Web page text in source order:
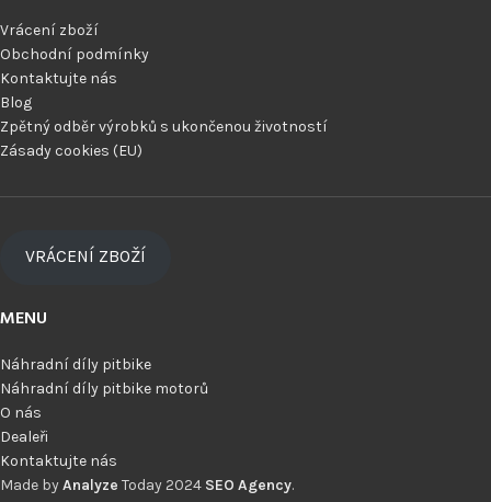
Vrácení zboží
Obchodní podmínky
Kontaktujte nás
Blog
Zpětný odběr výrobků s ukončenou životností
Zásady cookies (EU)
VRÁCENÍ ZBOŽÍ
MENU
Náhradní díly pitbike
Náhradní díly pitbike motorů
O nás
Dealeři
Kontaktujte nás
Made byAnalyze Today 2024 SEO Agency.